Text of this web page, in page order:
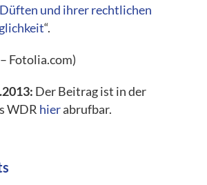
und ihrer rechtlichen
“.
Fotolia.com)
Der Beitrag ist in der
WDR hierabrufbar.